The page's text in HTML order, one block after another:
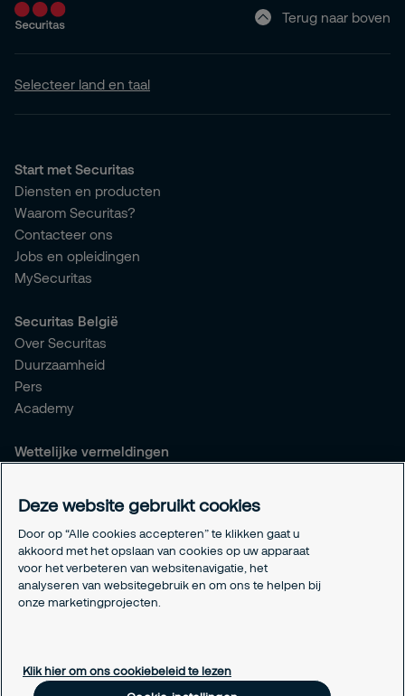
Terug naar boven
Selecteer land en taal
Start met Securitas
Diensten en producten
Waarom Securitas?
Contacteer ons
Jobs en opleidingen
MySecuritas
Securitas België
Over Securitas
Duurzaamheid
Pers
Academy
Wettelijke vermeldingen
Responsible disclosure
Verzekeringen
Wettelijke vermeldingen
Info betaalnummers
Cookie-instellingen
Deze website gebruikt cookies
Door op “Alle cookies accepteren” te klikken gaat u
akkoord met het opslaan van cookies op uw apparaat
voor het verbeteren van websitenavigatie, het
analyseren van websitegebruik en om ons te helpen bij
onze marketingprojecten.
Klik hier om ons cookiebeleid te lezen